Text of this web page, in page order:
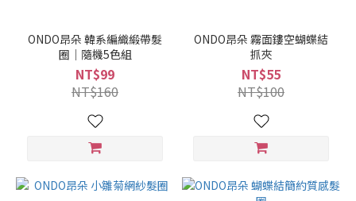
ONDO昂朵 韓系編織緞帶髮
圈｜隨機5色組
NT$99
NT$160
ONDO昂朵 霧面鏤空蝴蝶結
抓夾
NT$55
NT$100